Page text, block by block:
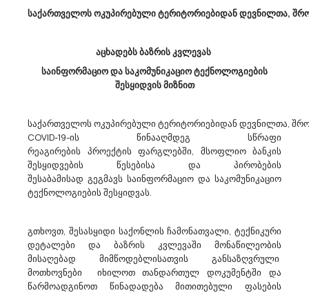
Საქართველოს Სახელმწიფო Უსაფრთხოების Სამსახური Აცხადებს Ბაზრის Კვლევას
საქართველოს სახელმწიფო უსაფრთხოების სამსახური გეგმავს
სამეურნეო საქონლის (CPV18100000) შესყიდვას. გთხოვთ,
თანდართული ტექნიკური მახასიათებლების შესაბამისად
წარმოადგინოთ შესყიდვის ობიექტის საერთო ღირებულება
39700000 - საოჯახო ტექნიკა.
13/03/2023
საქართველოს სახელმწიფო უსაფრთხოების სამსახური გეგმავს
სამეურნეო საქონლის (CPV39700000) შესყიდვას. გთხოვთ,
თანდართული ტექნიკური მახასიათებლების შესაბამისად
წარმოადგინოთ შესყიდვის ობიექტის საერთო ღირებულება
საქართველოს ოკუპირებული ტერიტორიებიდან დევნილთა,
აცხადებს ბაზრის კვლევას
საინფორმაციო და საკომუნიკაციო ტექნოლოგიების
შესყიდვის მიზნით
საქართველოს ოკუპირებული ტერიტორიებიდან დევნილთა,
COVID-19-ის წინააღმდეგ სწრაფი
რეაგირების პროექტის ფარგლებში, მსოფლიო ბანკის
შესყიდვების წესებისა და პირობების
შესაბამისად გეგმავს საინფორმაციო და საკომუნიკაციო
ტექნოლოგიების შესყიდვას.
გთხოვთ, შესასყიდი საქონლის ჩამონათვალი, ტექნიკური
დეტალები და ბაზრის კვლევაში მონაწილეობის
მისაღებად მიმწოდებლისათვის განსაზღვრული
მოთხოვნები იხილოთ თანდართულ დოკუმენტში და
წარმოადგინოთ წინადადება მითითებული ფასების